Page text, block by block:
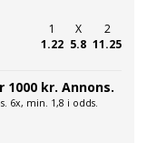
1
1.22
X
5.8
2
11.25
kr. Annons.
6x, min. 1,8 i odds.